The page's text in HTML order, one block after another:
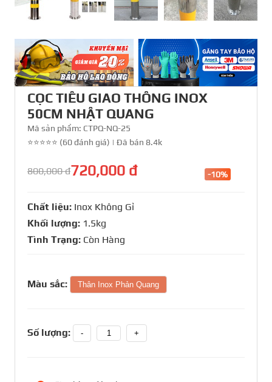
CỌC TIÊU GIAO THÔNG INOX
50CM NHẬT QUANG
Mã sản phẩm: CTPQ-NQ-25
⭐⭐⭐⭐⭐ (60 đánh giá) | Đã bán 8.4k
800,000 đ720,000 đ -10%
Chất liệu: Inox Không Gỉ
Khối lượng: 1.5kg
Tình Trạng: Còn Hàng
Màu sắc: Thân Inox Phản Quang
Số lượng: - +